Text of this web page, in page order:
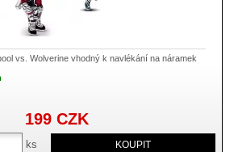
vs. Wolverine vhodný k navlékání na náramek
ks
199CZK